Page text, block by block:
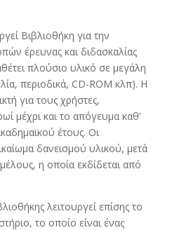
Βιβλιοθήκη για την
έρευνας και διδασκαλίας
πλούσιο υλικό σε µεγάλη
περιοδικά, CD-ROM κλπ). Η
για τους χρήστες,
µέχρι και το απόγευµα καθ’
έτους. Οι
δανεισµού υλικού, µετά
η οποία εκδίδεται από
λειτουργεί επίσης το
το οποίο είναι ένας